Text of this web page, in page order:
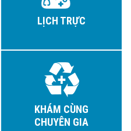
LỊCH TRỰC
KHÁM CÙNG
CHUYÊN GIA